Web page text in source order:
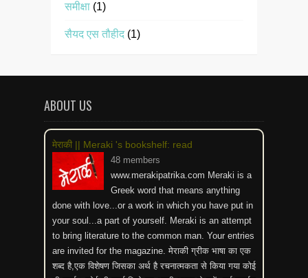
समीक्षा (1)
सैयद एस तौहीद (1)
ABOUT US
मेराकी || Meraki 's bookshelf: read
48 members
www.merakipatrika.com Meraki is a
Greek word that means anything
done with love...or a work in which you have put in
your soul...a part of yourself. Meraki is an attempt
to bring literature to the common man. Your entries
are invited for the magazine. मेराकी ग्रीक भाषा का एक
शब्द है,एक विशेषण जिसका अर्थ है रचनात्मकता से किया गया कोई